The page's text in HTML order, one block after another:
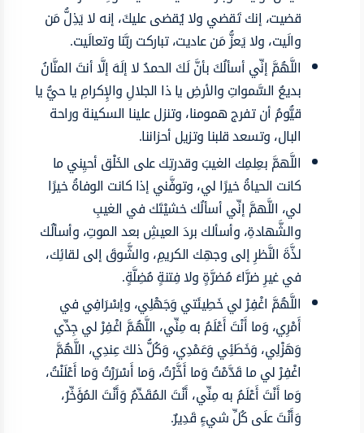
قضيت، إنك تَقضي ولا يُقضى عليكَ، إنه لا يَذِلُّ مَن
والَيت، ولا يَعزُّ مَن عاديت، تباركت ربَّنا وتعالَيت.
اللَّهُمَّ إنِّي أسألُكَ بأنَّ لَكَ الحمدُ لا إلَهَ إلَّا أنتَ المنَّانُ
بديعُ السَّمواتِ والأرضِ يا ذا الجلالِ والإِكرامِ يا حيُّ يا
قيُّومُ أن تفرج همومنا، وتنزل علينا السكينة وراحة
البال، وتسعد قلبنا وتزيل أحزاننا.
اللَّهمَّ بعِلمِك الغيبَ وقدرتِك على الخَلْق أحيِني ما
كانت الحياةُ خيرًا لي، وتوفَّني إذا كانت الوفاةُ خيرًا
لي، اللَّهمَّ إنِّي أسألُك خشيْتَك في الغيبِ
والشَّهادةِ، وأسألك بردَ العيشِ بعد الموتِ، وأسألُك
لذَّةَ النَّظرِ إلى وجهِك الكريمِ، والشَّوقَ إلى لقائِك،
في غيرِ ضرَّاءَ مُضرَّةٍ ولا فِتنةٍ مُضِلَّةٍ.
اللَّهُمَّ اغْفِرْ لي خَطِيئَتي وَجَهْلِي، وإسْرَافِي في
أَمْرِي، وَما أَنْتَ أَعْلَمُ به مِنِّي، اللَّهُمَّ اغْفِرْ لي جِدِّي
وَهَزْلِي، وَخَطَئِي وَعَمْدِي، وَكُلُّ ذلكَ عِندِي، اللَّهُمَّ
اغْفِرْ لي ما قَدَّمْتُ وَما أَخَّرْتُ، وَما أَسْرَرْتُ وَما أَعْلَنْتُ،
وَما أَنْتَ أَعْلَمُ به مِنِّي، أَنْتَ المُقَدِّمُ وَأَنْتَ المُؤَخِّرُ،
وَأَنْتَ علَى كُلِّ شيءٍ قَدِيرٌ.